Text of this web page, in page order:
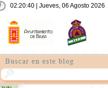
02:20:40 | Jueves, 06 Agosto 2026